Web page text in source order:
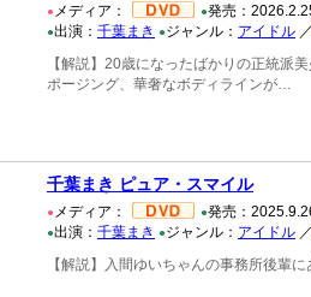
● メディア： ●発売：
●出演： 千葉まき ●ジャンル： アイドル ／
【解説】20歳になったばかりの正統派
ポージング、華奢なボディラインが…
千葉まき ピュア・スマイル
● メディア： ●発売：
●出演： 千葉まき ●ジャンル： アイドル ／
【解説】入間ゆいちゃんの事務所後輩